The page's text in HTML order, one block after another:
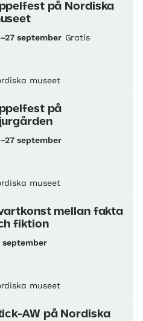
på Nordiska
september Gratis
museet
på
september
museet
mellan fakta
fiktion
september
museet
AW på Nordiska